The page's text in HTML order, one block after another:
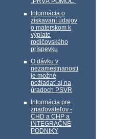
Informácia o
získavaní údajov
o materskom k
výplate
rodičovského
príspevku
O dávku v
nezamestnanosti
je možné
požiadať aj na
úradoch PSVR
Informácia pre
zriaďovateľov -
CHD a CHP a
INTEGRAČNÉ
PODNIKY